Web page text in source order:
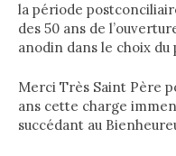
la période
des 50 ans de
anodin dans le choix du
Merci Très Saint Père
ans cette charge
succédant au